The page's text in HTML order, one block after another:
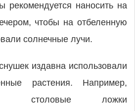
рекомендуется наносить на
чтобы на отбеленную
солнечные лучи.
издавна использовали
растения. Например,
столовые ложки